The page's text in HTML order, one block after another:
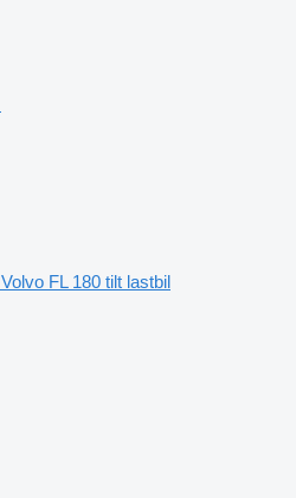
Volvo FL 180 tilt lastbil